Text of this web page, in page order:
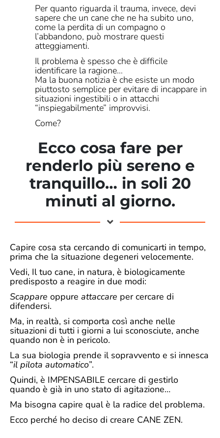
Per quanto riguarda il trauma, invece, devi
sapere che un cane che ne ha subito uno,
come la perdita di un compagno o
l’abbandono, può mostrare questi
atteggiamenti.
Il problema è spesso che è difficile
identificare la ragione…
Ma la buona notizia è che esiste un modo
piuttosto semplice per evitare di incappare in
situazioni ingestibili o in attacchi
“inspiegabilmente” improvvisi.
Come?
Ecco cosa fare per
renderlo più sereno e
tranquillo… in soli 20
minuti al giorno.
Capire cosa sta cercando di comunicarti in tempo,
prima che la situazione degeneri velocemente.
Vedi, Il tuo cane, in natura, è biologicamente
predisposto a reagire in due modi:
Scappare oppure attaccare per cercare di
difendersi.
Ma, in realtà, si comporta così anche nelle
situazioni di tutti i giorni a lui sconosciute, anche
quando non è in pericolo.
La sua biologia prende il sopravvento e si innesca
“il pilota automatico”.
Quindi, è IMPENSABILE cercare di gestirlo
quando è già in uno stato di agitazione…
Ma bisogna capire qual è la radice del problema.
Ecco perché ho deciso di creare CANE ZEN.